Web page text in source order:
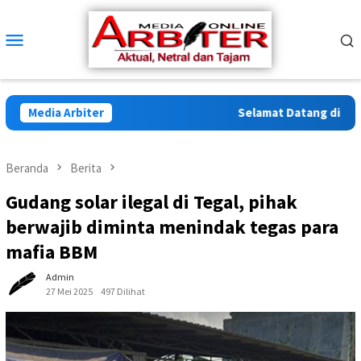
konten
Mobile
Media Arbiter Selamat Datang di
Beranda Berita
Gudang solar ilegal di Tegal, pihak
berwajib diminta menindak tegas para
mafia BBM
Admin
27 Mei 2025
497 Dilihat